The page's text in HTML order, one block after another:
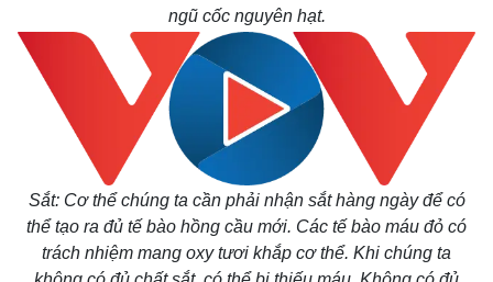
ngũ cốc nguyên hạt.
Sắt: Cơ thể chúng ta cần phải nhận sắt hàng ngày để có
thể tạo ra đủ tế bào hồng cầu mới. Các tế bào máu đỏ có
trách nhiệm mang oxy tươi khắp cơ thể. Khi chúng ta